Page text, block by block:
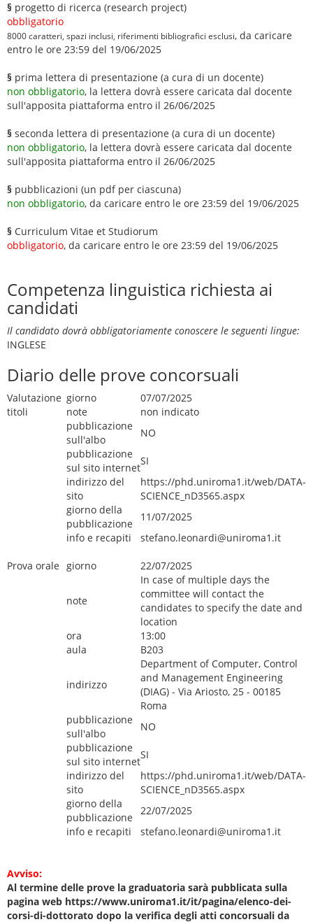
§ progetto di ricerca (research project)
obbligatorio
8000 caratteri, spazi inclusi, riferimenti bibliografici esclusi, da caricare
entro le ore 23:59 del 19/06/2025
§ prima lettera di presentazione (a cura di un docente)
non obbligatorio, la lettera dovrà essere caricata dal docente
sull'apposita piattaforma entro il 26/06/2025
§ seconda lettera di presentazione (a cura di un docente)
non obbligatorio, la lettera dovrà essere caricata dal docente
sull'apposita piattaforma entro il 26/06/2025
§ pubblicazioni (un pdf per ciascuna)
non obbligatorio, da caricare entro le ore 23:59 del 19/06/2025
§ Curriculum Vitae et Studiorum
obbligatorio, da caricare entro le ore 23:59 del 19/06/2025
Competenza linguistica richiesta ai
candidati
Il candidato dovrà obbligatoriamente conoscere le seguenti lingue:
INGLESE
Diario delle prove concorsuali
Valutazione
titoli
giorno
07/07/2025
note
non indicato
pubblicazione
sull'albo
NO
pubblicazione
sul sito internet
SI
indirizzo del
sito
https://phd.uniroma1.it/web/DATA-
SCIENCE_nD3565.aspx
giorno della
pubblicazione
11/07/2025
info e recapiti
stefano.leonardi@uniroma1.it
Prova orale giorno 22/07/2025
note
In case of multiple days the
committee will contact the
candidates to specify the date and
location
ora
13:00
aula
B203
indirizzo
Department of Computer, Control
and Management Engineering
(DIAG) - Via Ariosto, 25 - 00185
Roma
pubblicazione
sull'albo
NO
pubblicazione
sul sito internet
SI
indirizzo del
sito
https://phd.uniroma1.it/web/DATA-
SCIENCE_nD3565.aspx
giorno della
pubblicazione
22/07/2025
info e recapiti
stefano.leonardi@uniroma1.it
Avviso:
Al termine delle prove la graduatoria sarà pubblicata sulla
pagina web https://www.uniroma1.it/it/pagina/elenco-dei-
corsi-di-dottorato dopo la verifica degli atti concorsuali da